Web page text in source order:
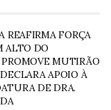
REAFIRMA FORÇA
ALTO DO
PROMOVE MUTIRÃO
APOIO À
DE DRA.